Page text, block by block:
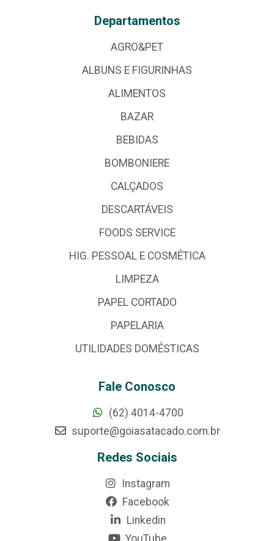
Departamentos
AGRO&PET
ALBUNS E FIGURINHAS
ALIMENTOS
BAZAR
BEBIDAS
BOMBONIERE
CALÇADOS
DESCARTÁVEIS
FOODS SERVICE
HIG. PESSOAL E COSMÉTICA
LIMPEZA
PAPEL CORTADO
PAPELARIA
UTILIDADES DOMÉSTICAS
Fale Conosco
(62) 4014-4700
suporte@goiasatacado.com.br
Redes Sociais
Instagram
Facebook
Linkedin
YouTube